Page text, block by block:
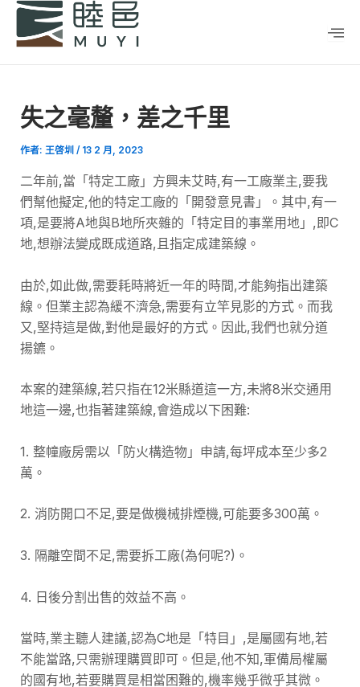
失之毫釐，差之千里
作者: 王啓圳 / 13 2 月, 2023
二年前,當「特定工廠」方興未艾時,有一工廠業主,要我
們幫他擬定,他的特定工廠的「開發意見書」。其中,有一
項,是要將A地與B地所夾雜的「特定目的事業用地」,即C
地,想辦法變成既成道路,且指定成建築線。
由於,如此做,需要耗時將近一年的時間,才能夠指出建築
線。但業主認為緩不濟急,需要有立竿見影的方式。而我
又,堅持這是做,對他是最好的方式。因此,我們也就分道
揚鑣。
本案的建築線,若只指在12米縣道這一方,未將8米交通用
地這一邊,也指著建築線,會造成以下困難:
1. 整幢廠房需以「防火構造物」申請,每坪成本至少多2
萬。
2. 消防開口不足,要是做機械排煙機,可能要多300萬。
3. 隔離空間不足,需要拆工廠(為何呢?)。
4. 日後分割出售的效益不高。
當時,業主聽人建議,認為C地是「特目」,是屬國有地,若
不能當路,只需辦理購買即可。但是,他不知,軍備局權屬
的國有地,若要購買是相當困難的,機率幾乎微乎其微。
Post
navigation